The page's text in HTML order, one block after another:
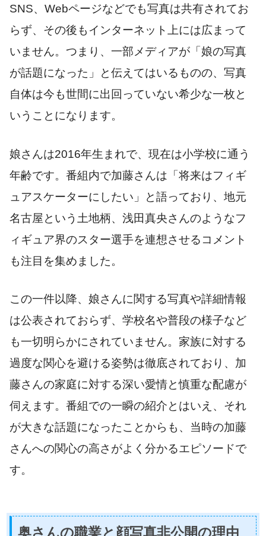
SNS、Webページなどでも写真は共有されてお
らず、その後もインターネット上には広まって
いません。つまり、一部メディアが「娘の写真
が話題になった」と伝えてはいるものの、写真
自体は今も世間に出回っていない希少な一枚と
いうことになります。
娘さんは2016年生まれで、現在は小学校に通う
年齢です。番組内で加藤さんは「将来はフィギ
ュアスケーターにしたい」と語っており、地元
名古屋という土地柄、浅田真央さんのようなフ
ィギュア界のスター選手を連想させるコメント
も注目を集めました。
この一件以降、娘さんに関する写真や詳細情報
は公表されておらず、学校名や普段の様子など
も一切明らかにされていません。家族に対する
過度な関心を避ける姿勢は徹底されており、加
藤さんの家庭に対する深い愛情と慎重な配慮が
伺えます。番組での一瞬の紹介とはいえ、それ
が大きな話題になったことからも、当時の加藤
さんへの関心の高さがよく分かるエピソードで
す。
奥さんの職業と顔写真非公開の理由